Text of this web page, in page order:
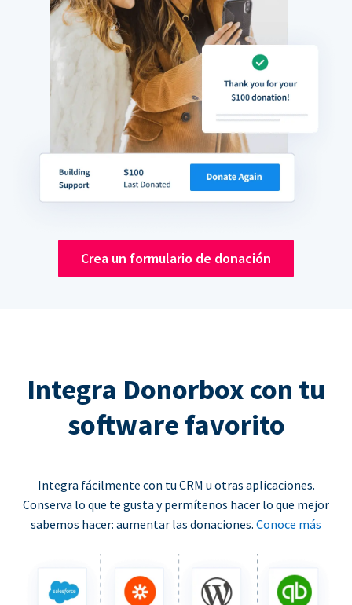
Crea un formulario de donación
Integra Donorbox con tu
software favorito
Integra fácilmente con tu CRM u otras aplicaciones.
Conserva lo que te gusta y permítenos hacer lo que mejor
sabemos hacer: aumentar las donaciones. Conoce más